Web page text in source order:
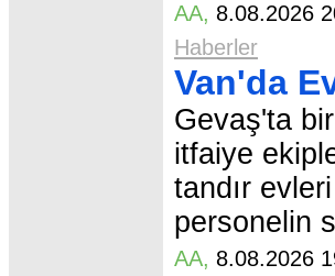
AA, 8.08.2026
Haberler
Van'da
Gevaş'ta
itfaiye
tandır
personelin
AA, 8.08.2026